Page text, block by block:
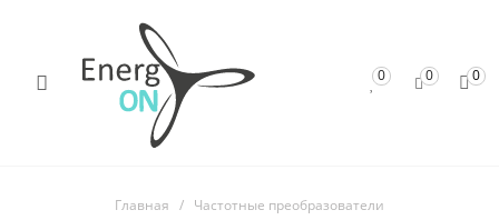
0
0
0
Главная
Частотные преобразователи